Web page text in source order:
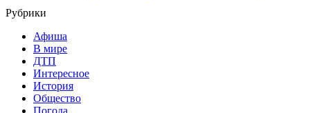
Рубрики
Афиша
В мире
ДТП
Интересное
История
Общество
Погода